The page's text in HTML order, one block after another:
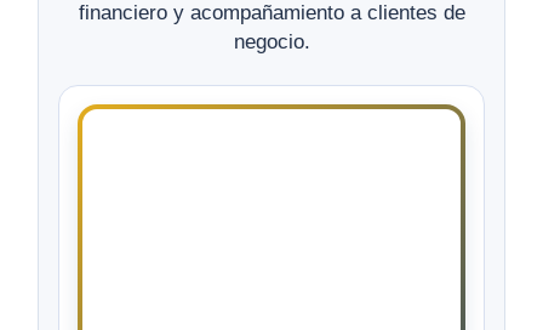
financiero y acompañamiento a clientes de
negocio.